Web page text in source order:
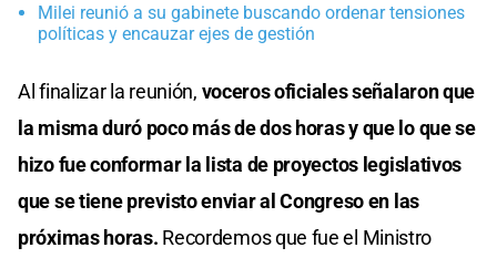
Milei reunió a su gabinete buscando ordenar tensiones
políticas y encauzar ejes de gestión
Al finalizar la reunión, voceros oficiales señalaron que
la misma duró poco más de dos horas y que lo que se
hizo fue conformar la lista de proyectos legislativos
que se tiene previsto enviar al Congreso en las
próximas horas. Recordemos que fue el Ministro